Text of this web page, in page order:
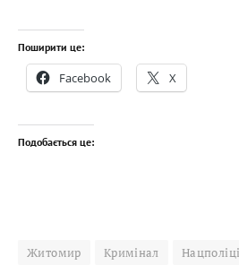
Поширити це:
Facebook X
Подобається це:
Житомир Кримінал